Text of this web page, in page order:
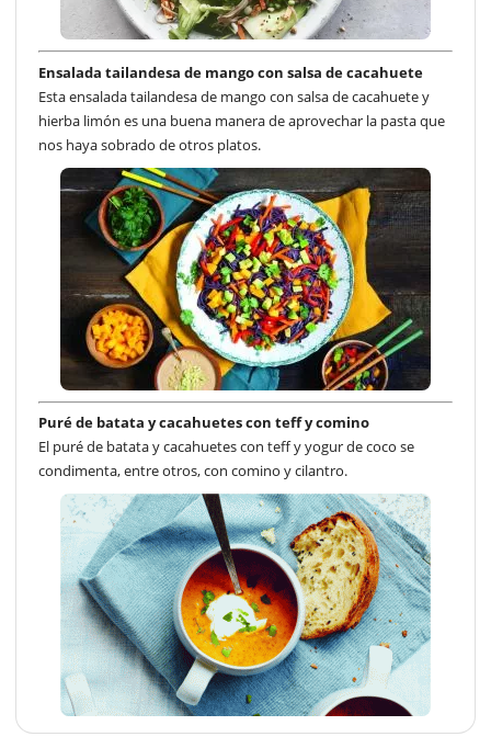
Ensalada tailandesa de mango con salsa de cacahuete
Esta ensalada tailandesa de mango con salsa de cacahuete y
hierba limón es una buena manera de aprovechar la pasta que
nos haya sobrado de otros platos.
Puré de batata y cacahuetes con teff y comino
El puré de batata y cacahuetes con teff y yogur de coco se
condimenta, entre otros, con comino y cilantro.